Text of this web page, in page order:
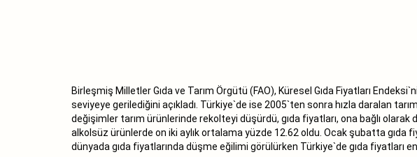
Birleşmiş Milletler Gıda ve Tarım Örgütü (FAO), Küresel Gıda Fiyatları
seviyeye gerilediğini açıkladı. Türkiye`de ise 2005`ten sonra hızla daralan
değişimler tarım ürünlerinde rekolteyi düşürdü, gıda fiyatları, ona bağlı
alkolsüz ürünlerde on iki aylık ortalama yüzde 12.62 oldu. Ocak şubatta gıda
dünyada gıda fiyatlarında düşme eğilimi görülürken Türkiye`de gıda fiyatları